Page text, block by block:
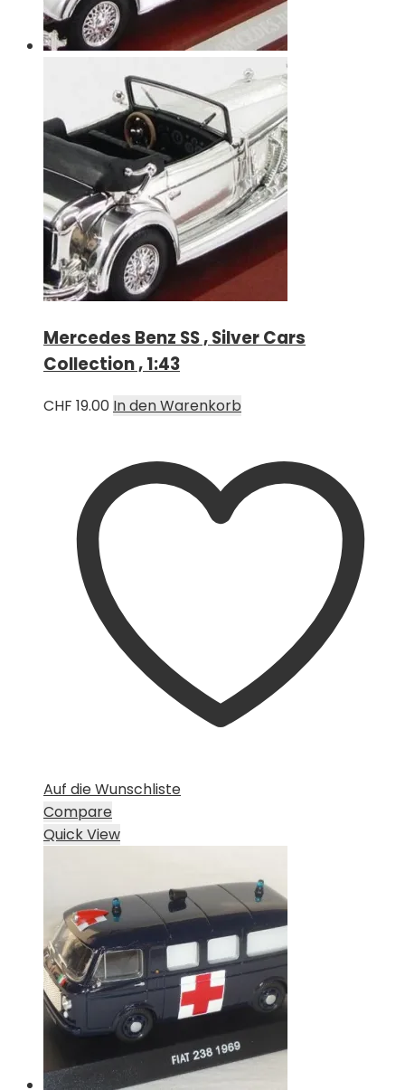
Mercedes Benz SS , Silver Cars
Collection , 1:43
CHF 19.00 In den Warenkorb
Auf die Wunschliste
Compare
Quick View